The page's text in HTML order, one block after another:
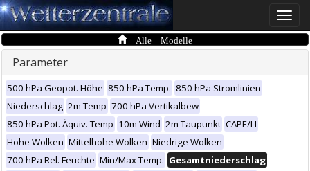
Toggle
Alle Modelle
Parameter
500 hPa Geopot. Höhe 850 hPa Temp. 850 hPa Stromlinien
Niederschlag 2m Temp 700 hPa Vertikalbew
850 hPa Pot. Äquiv. Temp 10m Wind 2m Taupunkt CAPE/LI
Hohe Wolken Mittelhohe Wolken Niedrige Wolken
700 hPa Rel. Feuchte Min/Max Temp. Gesamtniederschlag